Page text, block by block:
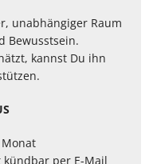
unabhängiger Raum
Bewusstsein.
kannst Du ihn
per E-Mail